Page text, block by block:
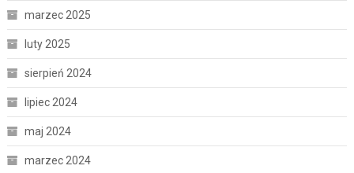
marzec 2025
luty 2025
sierpień 2024
lipiec 2024
maj 2024
marzec 2024